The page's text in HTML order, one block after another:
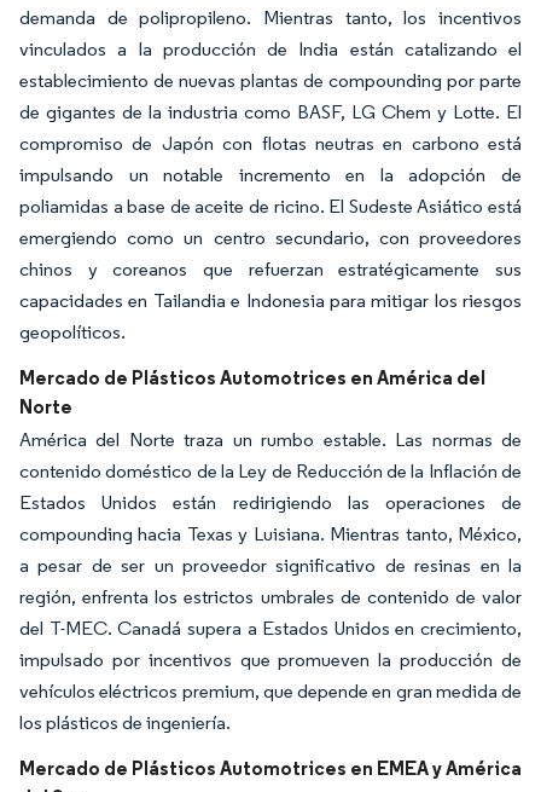
demanda de polipropileno. Mientras tanto, los incentivos
vinculados a la producción de India están catalizando el
establecimiento de nuevas plantas de compounding por parte
de gigantes de la industria como BASF, LG Chem y Lotte. El
compromiso de Japón con flotas neutras en carbono está
impulsando un notable incremento en la adopción de
poliamidas a base de aceite de ricino. El Sudeste Asiático está
emergiendo como un centro secundario, con proveedores
chinos y coreanos que refuerzan estratégicamente sus
capacidades en Tailandia e Indonesia para mitigar los riesgos
geopolíticos.
Mercado de Plásticos Automotrices en América del
Norte
América del Norte traza un rumbo estable. Las normas de
contenido doméstico de la Ley de Reducción de la Inflación de
Estados Unidos están redirigiendo las operaciones de
compounding hacia Texas y Luisiana. Mientras tanto, México,
a pesar de ser un proveedor significativo de resinas en la
región, enfrenta los estrictos umbrales de contenido de valor
del T-MEC. Canadá supera a Estados Unidos en crecimiento,
impulsado por incentivos que promueven la producción de
vehículos eléctricos premium, que depende en gran medida de
los plásticos de ingeniería.
Mercado de Plásticos Automotrices en EMEA y América